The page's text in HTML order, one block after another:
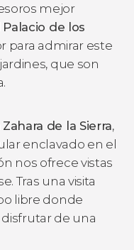
mejor
Palacio de los
para admirar este
que son
Zahara de la Sierra,
enclavado en el
nos ofrece vistas
Tras una visita
libre donde
disfrutar de una